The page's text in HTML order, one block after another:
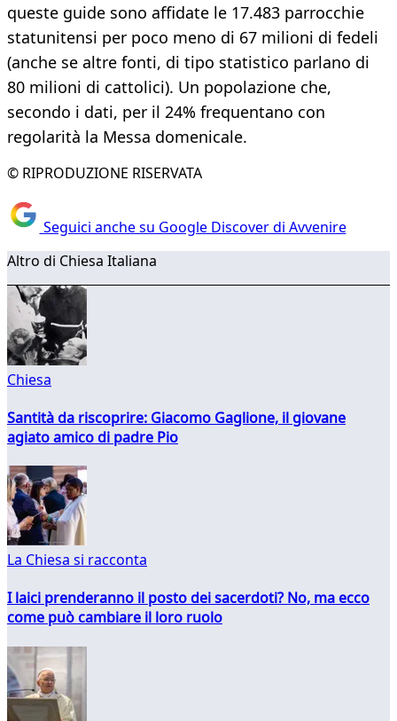
queste guide sono affidate le 17.483 parrocchie
statunitensi per poco meno di 67 milioni di fedeli
(anche se altre fonti, di tipo statistico parlano di
80 milioni di cattolici). Un popolazione che,
secondo i dati, per il 24% frequentano con
regolarità la Messa domenicale.
© RIPRODUZIONE RISERVATA
Seguici anche su Google Discover di Avvenire
Altro di Chiesa Italiana
Chiesa
Santità da riscoprire: Giacomo Gaglione, il giovane
agiato amico di padre Pio
La Chiesa si racconta
I laici prenderanno il posto dei sacerdoti? No, ma ecco
come può cambiare il loro ruolo